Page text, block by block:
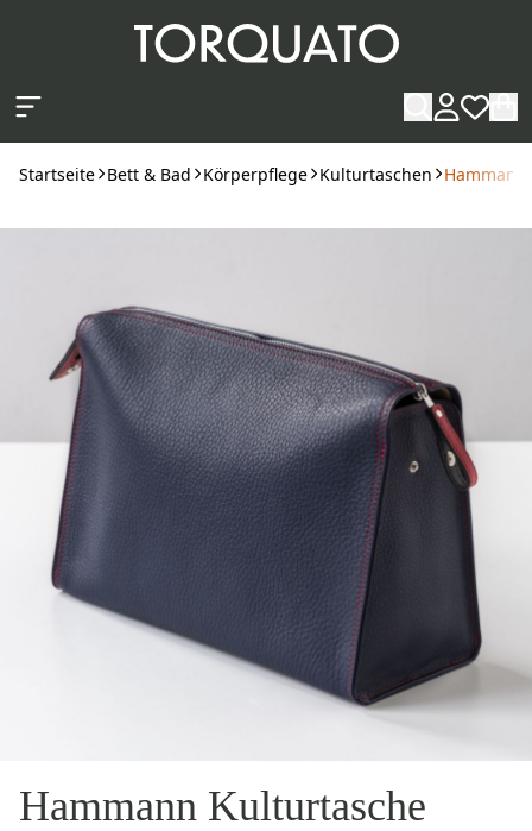
Startseite Bett & Bad Körperpflege Kulturtaschen
Hammann Kulturtasche